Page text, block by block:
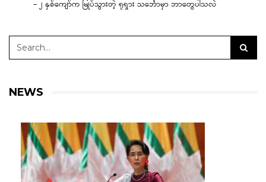
– ၂ နှစ်ကျော်က မြုပ်သွားတဲ့ ရုရှား သင်္ဘောမှာ ဘာတွေပါသလဲ
NEWS